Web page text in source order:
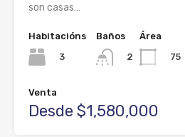
son casas…
Habitacións
3
Baños
2
Área
75
Venta
Desde $1,580,000